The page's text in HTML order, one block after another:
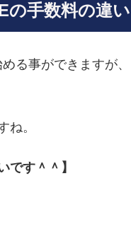
の手数料の違い
る事ができますが、
ね。
です＾＾】